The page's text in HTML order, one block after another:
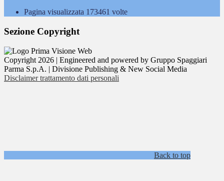
Pagina visualizzata 173461 volte
Sezione Copyright
Copyright 2026 | Engineered and powered by Gruppo Spaggiari
Parma S.p.A. | Divisione Publishing & New Social Media
Disclaimer trattamento dati personali
Back to top